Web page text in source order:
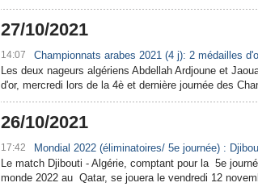
27/10/2021
14:07
Championnats arabes 2021 (4 j): 2 médailles
Les deux nageurs algériens Abdellah Ardjoune et
d'or, mercredi lors de la 4è et dernière journée des
26/10/2021
17:42
Mondial 2022 (éliminatoires/ 5e journée) :
Le match Djibouti - Algérie, comptant pour la 5e
monde 2022 au Qatar, se jouera le vendredi 12